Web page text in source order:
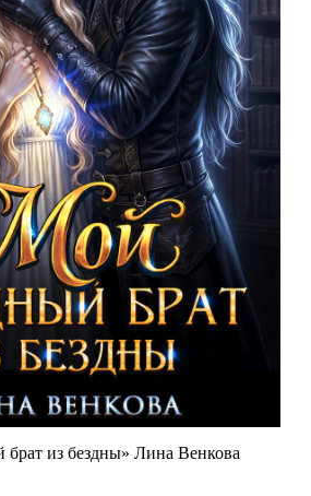
из бездны» Лина Венкова